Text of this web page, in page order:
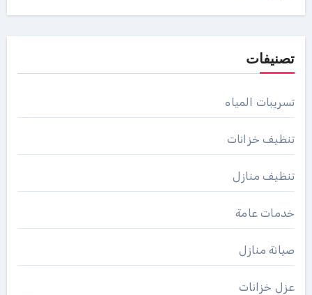
تصنيفات
تسريبات المياه
تنظيف خزانات
تنظيف منازل
خدمات عامة
صيانة منازل
عزل خزانات